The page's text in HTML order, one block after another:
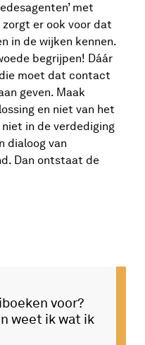
met
er ook voor dat
in de wijken kennen.
begrijpen! Dáár
moet dat contact
geven. Maak
en niet van het
in de verdediging
dialoog van
Dan ontstaat de
voor?
weet ik wat ik